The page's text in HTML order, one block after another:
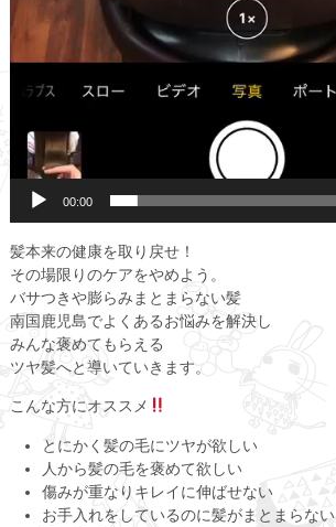
00:00
髪本来の健康を取り戻せ！
その場限りのケアをやめよう。
バサつきや膨らみまとまらない髪
南国鹿児島でよくあるお悩みを解決し
みんな褒めてもらえる
ツヤ髪へと導いていきます。
こんな方にオススメ
とにかく髪の毛にツヤが欲しい
人から髪の毛を褒めて欲しい
傷みが重なりキレイに伸ばせない
お手入れをしているのに髪がまとまらない